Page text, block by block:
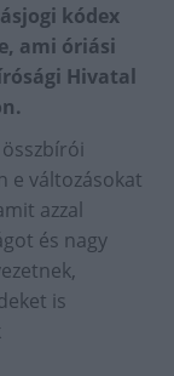
kódex
ami óriási
Hivatal
e változásokat
azzal
és nagy
is